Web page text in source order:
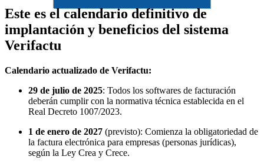
Este es el calendario definitivo de
implantación y beneficios del sistema
Verifactu
Calendario actualizado de Verifactu:
29 de julio de 2025: Todos los softwares de facturación
deberán cumplir con la normativa técnica establecida en el
Real Decreto 1007/2023.
1 de enero de 2027 (previsto): Comienza la obligatoriedad de
la factura electrónica para empresas (personas jurídicas),
según la Ley Crea y Crece.